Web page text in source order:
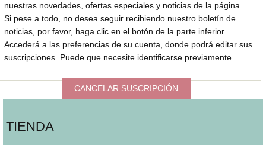
nuestras novedades, ofertas especiales y noticias de la página.
Si pese a todo, no desea seguir recibiendo nuestro boletín de
noticias, por favor, haga clic en el botón de la parte inferior.
Accederá a las preferencias de su cuenta, donde podrá editar sus
suscripciones. Puede que necesite identificarse previamente.
CANCELAR SUSCRIPCIÓN
TIENDA